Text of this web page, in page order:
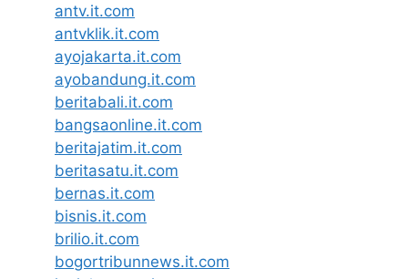
antv.it.com
antvklik.it.com
ayojakarta.it.com
ayobandung.it.com
beritabali.it.com
bangsaonline.it.com
beritajatim.it.com
beritasatu.it.com
bernas.it.com
bisnis.it.com
brilio.it.com
bogortribunnews.it.com